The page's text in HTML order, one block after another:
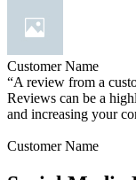
Customer Name
“A review from a
Reviews can be a
and increasing your
Customer Name